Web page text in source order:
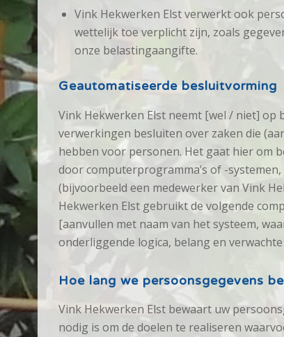
Vink Hekwerken Elst verwerkt ook
wettelijk toe verplicht zijn, zoals
onze belastingaangifte.
Geautomatiseerde besluitvorming
Vink Hekwerken Elst neemt [wel / niet] op
verwerkingen besluiten over zaken die
hebben voor personen. Het gaat hier om
door computerprogramma’s of -
(bijvoorbeeld een medewerker van Vink
Hekwerken Elst gebruikt de volgende
[aanvullen met naam van het systeem,
onderliggende logica, belang en
Hoe lang we persoonsgegevens
Vink Hekwerken Elst bewaart uw
nodig is om de doelen te realiseren